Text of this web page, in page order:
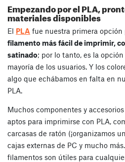
Empezando por el PLA,
materiales disponibles
El PLA fue nuestra primera opción
filamento más fácil de imprimir,
satinado; por lo tanto, es la
mayoría de los usuarios. Y los
algo que echábamos en falta en
PLA.
Muchos componentes y
aptos para imprimirse con PLA,
carcasas de ratón (¡organizamos
cajas externas de PC y mucho
filamentos son útiles para